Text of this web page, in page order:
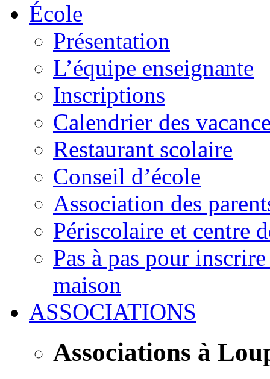
École
Présentation
L’équipe enseignante
Inscriptions
Calendrier des
Restaurant scolaire
Conseil d’école
Association des
Périscolaire et centre
Pas à pas pour
maison
ASSOCIATIONS
Associations à